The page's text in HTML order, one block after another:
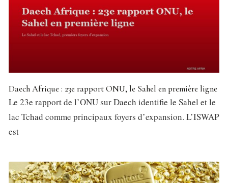
Daech Afrique : 23e rapport ONU, le Sahel en première ligne
Le 23e rapport de l’ONU sur Daech identifie le Sahel et le
lac Tchad comme principaux foyers d’expansion. L’ISWAP
est